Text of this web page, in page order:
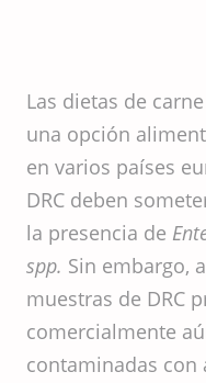
Las dietas de
una opción
en varios países
DRC deben
la presencia de
spp. Sin embargo,
muestras de DRC
comercialmente
contaminadas con